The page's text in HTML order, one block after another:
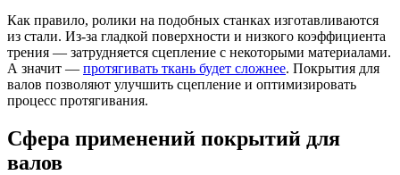
Как правило, ролики на подобных станках изготавливаются
из стали. Из-за гладкой поверхности и низкого коэффициента
трения — затрудняется сцепление с некоторыми материалами.
А значит — протягивать ткань будет сложнее. Покрытия для
валов позволяют улучшить сцепление и оптимизировать
процесс протягивания.
Сфера применений покрытий для
валов